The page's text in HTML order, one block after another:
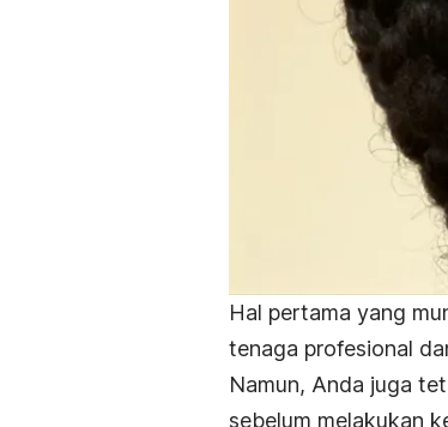
Hal pertama yang
tenaga profesional
Namun, Anda juga
sebelum melakukan